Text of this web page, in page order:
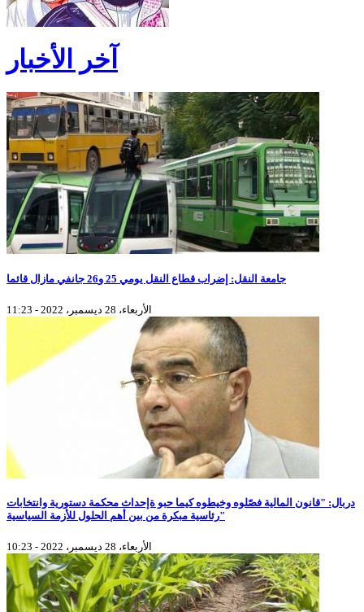
آخر الأخبار
جامعة النقل: إضراب قطاع النقل يومي 25 و26 جانفي مازال قائما
الأربعاء، 28 ديسمبر، 2022 - 11:23
دربال: "قانون المالية فصّلوه وخيطوه كيما حبو ةإحداث محكمة دستورية وانتخابات
رئاسية مبكرة من بين أهم الحلول للأزمة السياسية"
الأربعاء، 28 ديسمبر، 2022 - 10:23